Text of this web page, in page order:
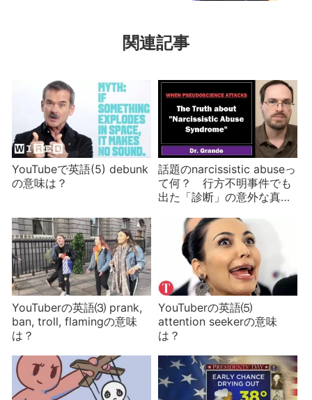
関連記事
YouTubeで英語(5) debunk
の意味は？
話題のnarcissistic abuseっ
て何？ 行方不明事件でも
出た「診断」の意外な真実
YouTuberの英語⑶ prank,
ban, troll, flamingの意味
は？
YouTuberの英語⑸
attention seekerの意味
は？